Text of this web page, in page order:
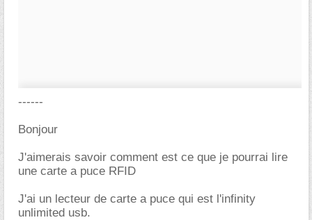
------
Bonjour
J'aimerais savoir comment est ce que je pourrai lire
une carte a puce RFID
J'ai un lecteur de carte a puce qui est l'infinity
unlimited usb.